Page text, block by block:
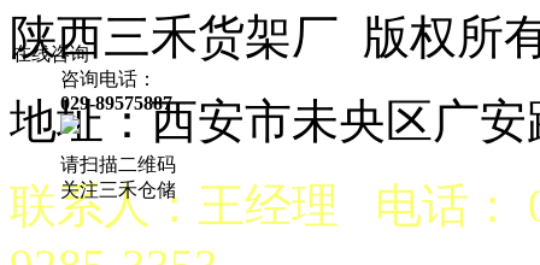
陕西三禾货架厂 版权
地址：西安市未央区广安
联系人：王经理 电话：
在线咨询
咨询电话：
029-89575887
请扫描二维码
关注三禾仓储